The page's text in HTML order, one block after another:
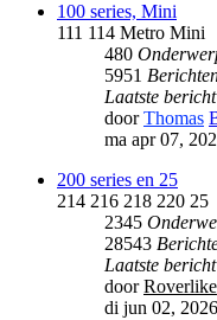
100 series, Mini
111 114 Metro Mini
480
5951
Laatste bericht
doorThomas
ma apr 07,
200 series en 25
214 216 218 220 25
2345
28543
Laatste bericht
doorRoverlike
di jun 02,